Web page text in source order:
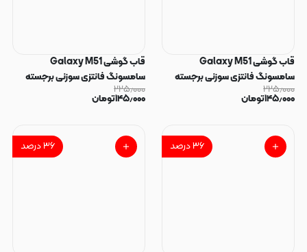
قاب گوشی Galaxy M51
سامسونگ فانتزی سوزنی برجسته
طرح ویکتوریا سکرت پاپ سوکت دار
۲۲۵٫۰۰۰
۱۴۵٫۰۰۰تومان
قاب گوشی Galaxy M51
سامسونگ فانتزی سوزنی برجسته
طرح گل پاپ سوکت دار کد 128839
۲۲۵٫۰۰۰
۱۴۵٫۰۰۰تومان
۳۶درصد ۳۶درصد